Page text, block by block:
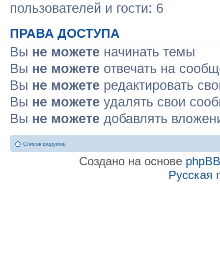
пользователей и гости: 6
ПРАВА ДОСТУПА
Вы не можете начинать темы
Вы не можете отвечать на
Вы не можете редактировать
Вы не можете удалять свои
Вы не можете добавлять
Список форумов
Создано на основе phpBB
Русская